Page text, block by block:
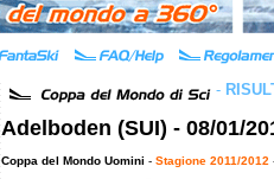
-
Adelboden (SUI) - 08/01/
Coppa del Mondo Uomini - Stagione 2011/2012